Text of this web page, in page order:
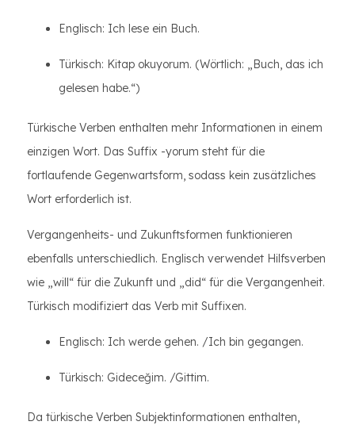
Englisch: Ich lese ein Buch.
Türkisch: Kitap okuyorum. (Wörtlich: „Buch, das ich
gelesen habe.“)
Türkische Verben enthalten mehr Informationen in einem
einzigen Wort. Das Suffix -yorum steht für die
fortlaufende Gegenwartsform, sodass kein zusätzliches
Wort erforderlich ist.
Vergangenheits- und Zukunftsformen funktionieren
ebenfalls unterschiedlich. Englisch verwendet Hilfsverben
wie „will“ für die Zukunft und „did“ für die Vergangenheit.
Türkisch modifiziert das Verb mit Suffixen.
Englisch: Ich werde gehen. /Ich bin gegangen.
Türkisch: Gideceğim. /Gittim.
Da türkische Verben Subjektinformationen enthalten,